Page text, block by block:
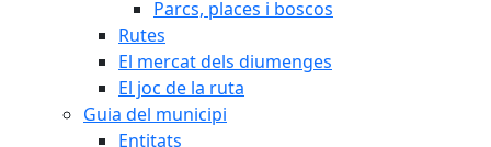
Parcs, places i boscos
Rutes
El mercat dels diumenges
El joc de la ruta
Guia del municipi
Entitats